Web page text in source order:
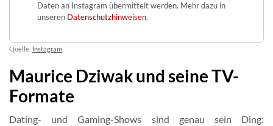
Daten an Instagram übermittelt werden. Mehr dazu in
unseren Datenschutzhinweisen.
Quelle: Instagram
Maurice Dziwak und seine TV-
Formate
Dating- und Gaming-Shows sind genau sein Ding: